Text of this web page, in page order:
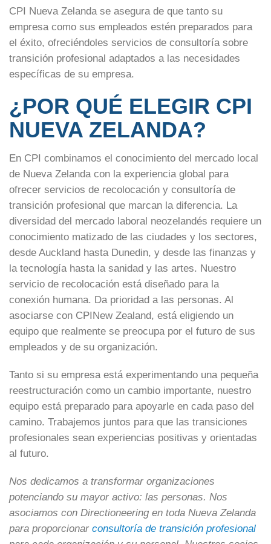
CPI Nueva Zelanda se asegura de que tanto su
empresa como sus empleados estén preparados para
el éxito, ofreciéndoles servicios de consultoría sobre
transición profesional adaptados a las necesidades
específicas de su empresa.
¿POR QUÉ ELEGIR CPI
NUEVA ZELANDA?
En CPI combinamos el conocimiento del mercado local
de Nueva Zelanda con la experiencia global para
ofrecer servicios de recolocación y consultoría de
transición profesional que marcan la diferencia. La
diversidad del mercado laboral neozelandés requiere un
conocimiento matizado de las ciudades y los sectores,
desde Auckland hasta Dunedin, y desde las finanzas y
la tecnología hasta la sanidad y las artes. Nuestro
servicio de recolocación está diseñado para la
conexión humana. Da prioridad a las personas. Al
asociarse con CPINew Zealand, está eligiendo un
equipo que realmente se preocupa por el futuro de sus
empleados y de su organización.
Tanto si su empresa está experimentando una pequeña
reestructuración como un cambio importante, nuestro
equipo está preparado para apoyarle en cada paso del
camino. Trabajemos juntos para que las transiciones
profesionales sean experiencias positivas y orientadas
al futuro.
Nos dedicamos a transformar organizaciones
potenciando su mayor activo: las personas. Nos
asociamos con Directioneering en toda Nueva Zelanda
para proporcionar consultoría de transición profesional